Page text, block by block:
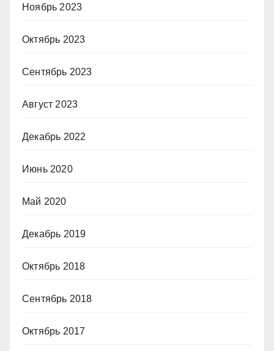
Ноябрь 2023
Октябрь 2023
Сентябрь 2023
Август 2023
Декабрь 2022
Июнь 2020
Май 2020
Декабрь 2019
Октябрь 2018
Сентябрь 2018
Октябрь 2017